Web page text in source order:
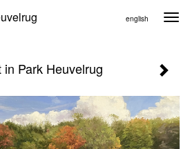
english
in Park Heuvelrug